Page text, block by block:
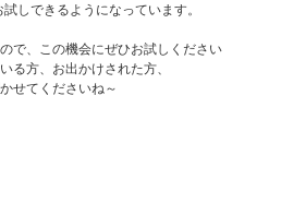
試しできるようになっています。
で、この機会にぜひお試しください
る方、お出かけされた方、
くださいね～